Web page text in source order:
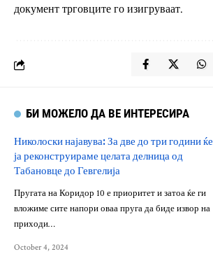
документ трговците го изигруваат.
БИ МОЖЕЛО ДА ВЕ ИНТЕРЕСИРА
Николоски најавува: За две до три години ќе
ја реконструираме целата делница од
Табановце до Гевгелија
Пругата на Коридор 10 е приоритет и затоа ќе ги
вложиме сите напори оваа пруга да биде извор на
приходи…
October 4, 2024